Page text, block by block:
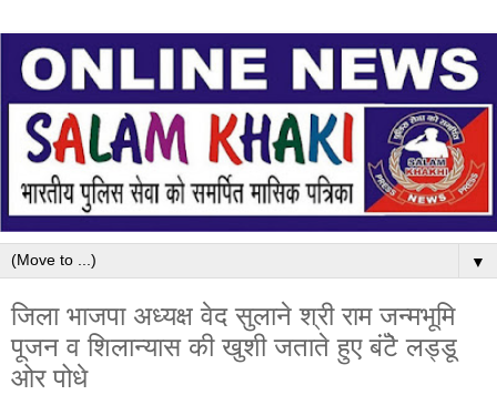
▼
जिला भाजपा अध्यक्ष वेद सुलाने श्री राम जन्मभूमि
पूजन व शिलान्यास की खुशी जताते हुए बंटॆे लड्डू
ओर पोधे